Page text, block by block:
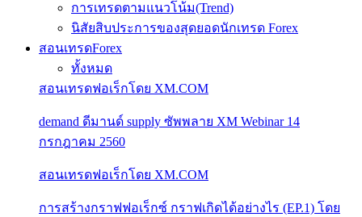
การเทรดตามแนวโน้ม(Trend)
นิสัยสิบประการของสุดยอดนักเทรด Forex
สอนเทรดForex
ทั้งหมด
สอนเทรดฟอเร็กโดย XM.COM
demand ดีมานด์ supply ซัพพลาย XM Webinar 14
กรกฎาคม 2560
สอนเทรดฟอเร็กโดย XM.COM
การสร้างกราฟฟอเร็กซ์ กราฟเกิดได้อย่างไร (EP.1) โดย